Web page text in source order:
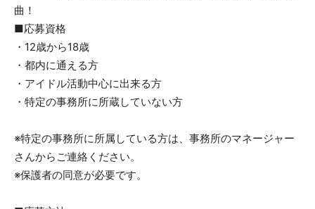
曲！
■応募資格
・12歳から18歳
・都内に通える方
・アイドル活動中心に出来る方
・特定の事務所に所蔵していない方
※特定の事務所に所属している方は、事務所のマネージャー
さんからご連絡ください。
※保護者の同意が必要です。